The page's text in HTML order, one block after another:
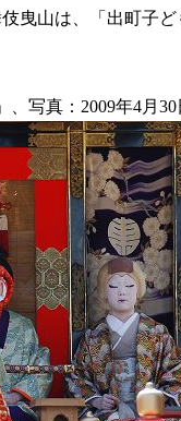
曳山は、「出町子
写真：2009年4月